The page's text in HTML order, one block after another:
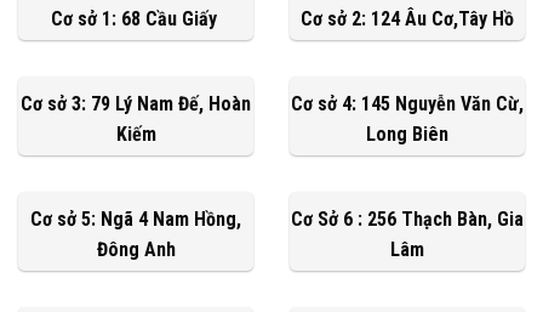
Cơ sở 1: 68 Cầu Giấy
Cơ sở 2: 124 Âu Cơ,Tây Hồ
Cơ sở 3: 79 Lý Nam Đế, Hoàn
Kiếm
Cơ sở 4: 145 Nguyễn Văn Cừ,
Long Biên
Cơ sở 5: Ngã 4 Nam Hồng,
Đông Anh
Cơ Sở 6 : 256 Thạch Bàn, Gia
Lâm